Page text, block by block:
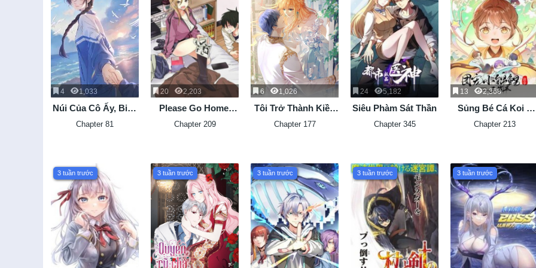
4 1,033
Núi Của Cô Ấy, Biển
Của Cô Ấy
Chapter 81
20 2,203
Please Go Home,
Akutsu-San!
Chapter 209
6 1,026
Tôi Trở Thành Kiều
Thê Của Ông Trùm
Phản Diện
Chapter 177
24 5,182
Siêu Phàm Sát Thần
Chapter 345
13 2,368
Sủng Bé Cá Koi 3
Tuổi Rưỡi
Chapter 213
3 tuần trước 3 tuần trước 3 tuần trước 3 tuần trước 3 tuần trước